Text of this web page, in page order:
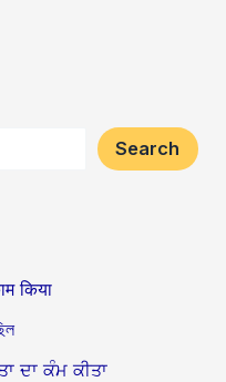
Search
किया
ਦਾ ਕੰਮ ਕੀਤਾ